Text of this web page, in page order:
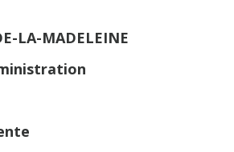
LA-MADELEINE